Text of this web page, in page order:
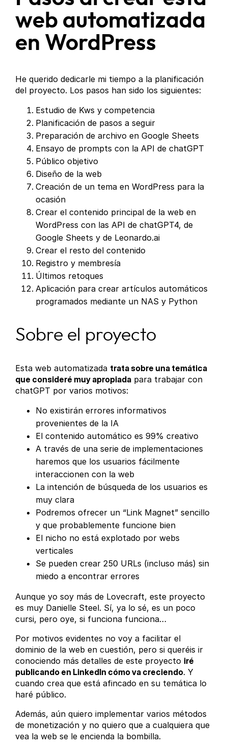
web automatizada
en WordPress
He querido dedicarle mi tiempo a la planificación
del proyecto. Los pasos han sido los siguientes:
Estudio de Kws y competencia
Planificación de pasos a seguir
Preparación de archivo en Google Sheets
Ensayo de prompts con la API de chatGPT
Público objetivo
Diseño de la web
Creación de un tema en WordPress para la
ocasión
Crear el contenido principal de la web en
WordPress con las API de chatGPT4, de
Google Sheets y de Leonardo.ai
Crear el resto del contenido
Registro y membresía
Últimos retoques
Aplicación para crear artículos automáticos
programados mediante un NAS y Python
Sobre el proyecto
Esta web automatizada trata sobre una temática
que consideré muy apropiada para trabajar con
chatGPT por varios motivos:
No existirán errores informativos
provenientes de la IA
El contenido automático es 99% creativo
A través de una serie de implementaciones
haremos que los usuarios fácilmente
interaccionen con la web
La intención de búsqueda de los usuarios es
muy clara
Podremos ofrecer un “Link Magnet” sencillo
y que probablemente funcione bien
El nicho no está explotado por webs
verticales
Se pueden crear 250 URLs (incluso más) sin
miedo a encontrar errores
Aunque yo soy más de Lovecraft, este proyecto
es muy Danielle Steel. Sí, ya lo sé, es un poco
cursi, pero oye, si funciona funciona…
Por motivos evidentes no voy a facilitar el
dominio de la web en cuestión, pero si queréis ir
conociendo más detalles de este proyecto iré
publicando en LinkedIn cómo va creciendo. Y
cuando crea que está afincado en su temática lo
haré público.
Además, aún quiero implementar varios métodos
de monetización y no quiero que a cualquiera que
vea la web se le encienda la bombilla.